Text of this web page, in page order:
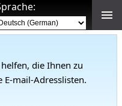
die Ihnen zu
mail-Adresslisten.